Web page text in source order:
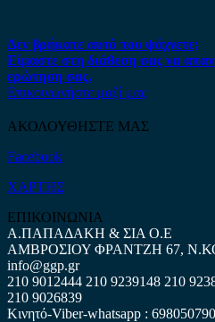
Δεν βρήκατε αυτό που ψάχνετε;
Είμαστε στη διάθεση σας να
ερώτηση σας.
Επικοινωνήστε μαζί μας
ΑΚΟΛΟΥΘΗΣΤΕ ΜΑΣ
Facebook
ΧΑΡΤΗΣ
ΕΠΙΚΟΙΝΩΝΙΑ
Α.ΠΑΠΑΔΑΚΗ & ΣΙΑ Ο.Ε
ΑΜΒΡΟΣΙΟΥ ΦΡΑΝΤΖΗ 67,
info@ggp.gr
210 9012444 210 9239148 210
210 9026839
Κινητό-Viber-whatsapp :